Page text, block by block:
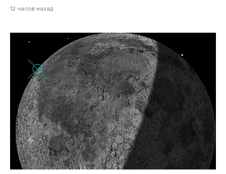
12 часов назад